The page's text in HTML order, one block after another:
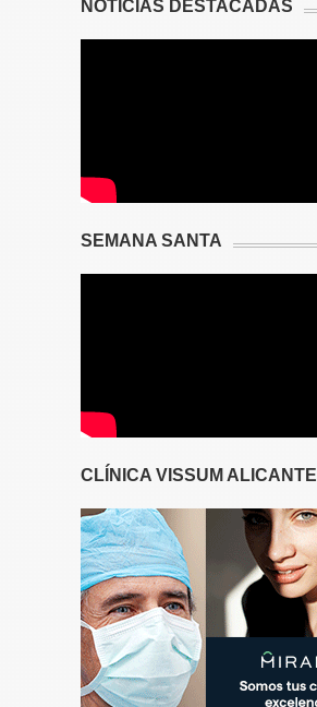
NOTICIAS DESTACADAS
SEMANA SANTA
CLÍNICA VISSUM ALICANTE